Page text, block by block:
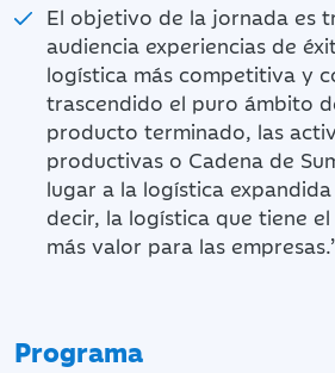
El objetivo de la jornada es
audiencia experiencias de
logística más competitiva y
trascendido el puro ámbito
producto terminado, las
productivas o Cadena de
lugar a la logística
decir, la logística que tiene
más valor para las
Programa